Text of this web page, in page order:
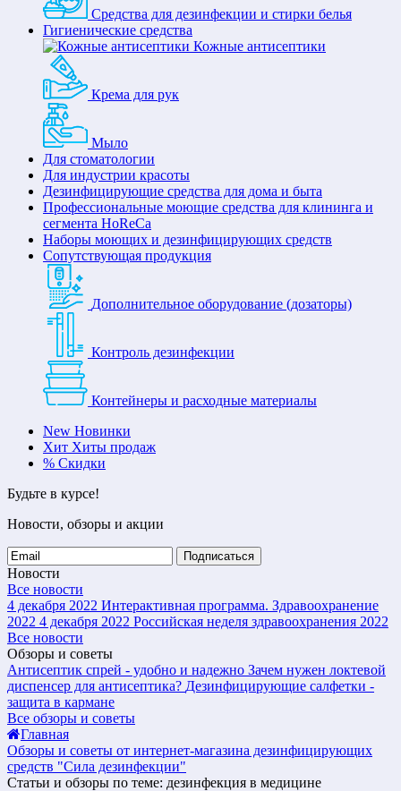
Средства для дезинфекции и стирки белья
Гигиенические средства
Кожные антисептики
Крема для рук
Мыло
Для стоматологии
Для индустрии красоты
Дезинфицирующие средства для дома и быта
Профессиональные моющие средства для клининга и
сегмента HoReCa
Наборы моющих и дезинфицирующих средств
Сопутствующая продукция
Дополнительное оборудование (дозаторы)
Контроль дезинфекции
Контейнеры и расходные материалы
New Новинки
Хит Хиты продаж
% Скидки
Будьте в курсе!
Новости, обзоры и акции
Подписаться
Новости
Все новости
4 декабря 2022 Интерактивная программа. Здравоохранение
2022 4 декабря 2022 Российская неделя здравоохранения 2022
Все новости
Обзоры и советы
Антисептик спрей - удобно и надежно Зачем нужен локтевой
диспенсер для антисептика? Дезинфицирующие салфетки -
защита в кармане
Все обзоры и советы
Главная
Обзоры и советы от интернет-магазина дезинфицирующих
средств "Сила дезинфекции"
Статьи и обзоры по теме: дезинфекция в медицине